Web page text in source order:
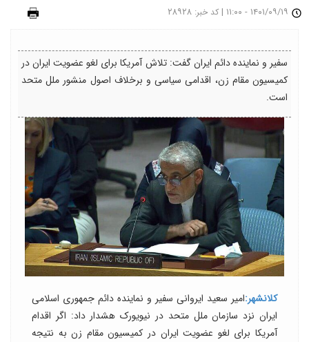
| کد خبر: ۲۸۹۲۸
سفیر و نماینده دائم ایران گفت: تلاش آمریکا برای لغو عضویت ایران در
کمیسیون مقام زن، اقدامی سیاسی و برخلاف اصول منشور ملل متحد
است.
کلانشهر:امیر سعید ایروانی سفیر و نماینده دائم جمهوری اسلامی
ایران نزد سازمان ملل متحد در نیویورک هشدار داد: اگر اقدام
آمریکا برای لغو عضویت ایران در کمیسیون مقام زن به نتیجه